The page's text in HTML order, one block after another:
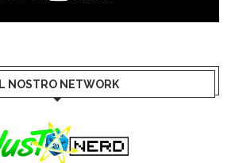
IL NOSTRO NETWORK